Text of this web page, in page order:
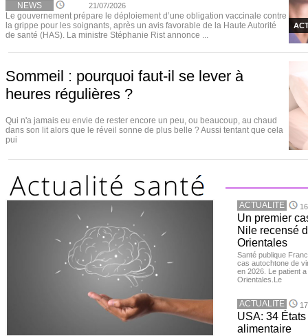
NEWS 21/07/2026
Le gouvernement prépare le déploiement d’une obligation vaccinale contre
la grippe pour les soignants, après un avis favorable de la Haute Autorité
de santé (HAS). La ministre Stéphanie Rist annonce ...
Sommeil : pourquoi faut-il se lever à
heures régulières ?
Qui n'a jamais eu envie de rester encore un peu, ou beaucoup, au chaud
dans son lit alors que le réveil sonne de plus belle ? Aussi tentant que cela
pui
ACTUALITE
Un premier
Nile recensé
Orientales
Santé publique
cas autochtone de
en 2026. Le patient
Orientales.Le
ACTUALITE
USA: 34
alimentaire